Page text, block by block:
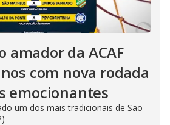
amador da ACAF
com nova rodada
emocionantes
um dos mais tradicionais de São